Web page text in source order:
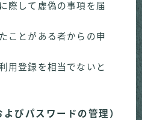
際して虚偽の事項を届
ことがある者からの申
用登録を相当でないと
びパスワードの管理）